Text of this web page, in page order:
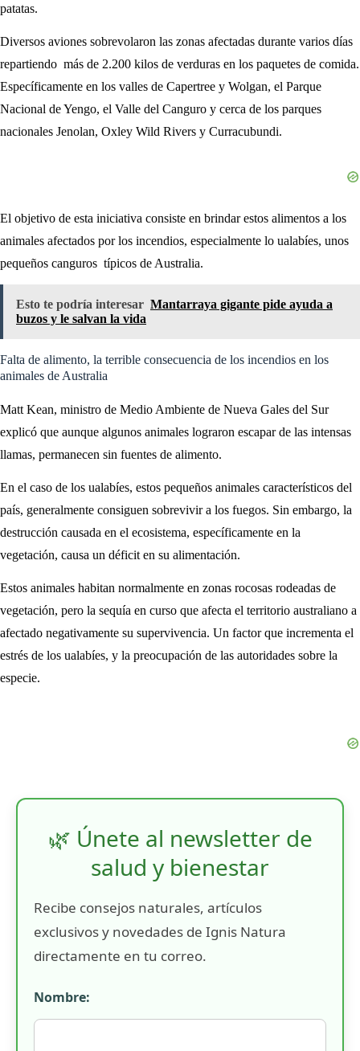
patatas.
Diversos aviones sobrevolaron las zonas afectadas durante varios días
repartiendo más de 2.200 kilos de verduras en los paquetes de comida.
Específicamente en los valles de Capertree y Wolgan, el Parque
Nacional de Yengo, el Valle del Canguro y cerca de los parques
nacionales Jenolan, Oxley Wild Rivers y Curracubundi.
El objetivo de esta iniciativa consiste en brindar estos alimentos a los
animales afectados por los incendios, especialmente lo ualabíes, unos
pequeños canguros típicos de Australia.
Esto te podría interesar Mantarraya gigante pide ayuda a
buzos y le salvan la vida
Falta de alimento, la terrible consecuencia de los incendios en los
animales de Australia
Matt Kean, ministro de Medio Ambiente de Nueva Gales del Sur
explicó que aunque algunos animales lograron escapar de las intensas
llamas, permanecen sin fuentes de alimento.
En el caso de los ualabíes, estos pequeños animales característicos del
país, generalmente consiguen sobrevivir a los fuegos. Sin embargo, la
destrucción causada en el ecosistema, específicamente en la
vegetación, causa un déficit en su alimentación.
Estos animales habitan normalmente en zonas rocosas rodeadas de
vegetación, pero la sequía en curso que afecta el territorio australiano a
afectado negativamente su supervivencia. Un factor que incrementa el
estrés de los ualabíes, y la preocupación de las autoridades sobre la
especie.
🌿 Únete al newsletter de
salud y bienestar
Recibe consejos naturales, artículos
exclusivos y novedades de Ignis Natura
directamente en tu correo.
Nombre: